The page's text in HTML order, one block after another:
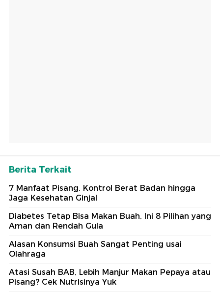
Berita Terkait
7 Manfaat Pisang, Kontrol Berat Badan hingga
Jaga Kesehatan Ginjal
Diabetes Tetap Bisa Makan Buah, Ini 8 Pilihan yang
Aman dan Rendah Gula
Alasan Konsumsi Buah Sangat Penting usai
Olahraga
Atasi Susah BAB, Lebih Manjur Makan Pepaya atau
Pisang? Cek Nutrisinya Yuk